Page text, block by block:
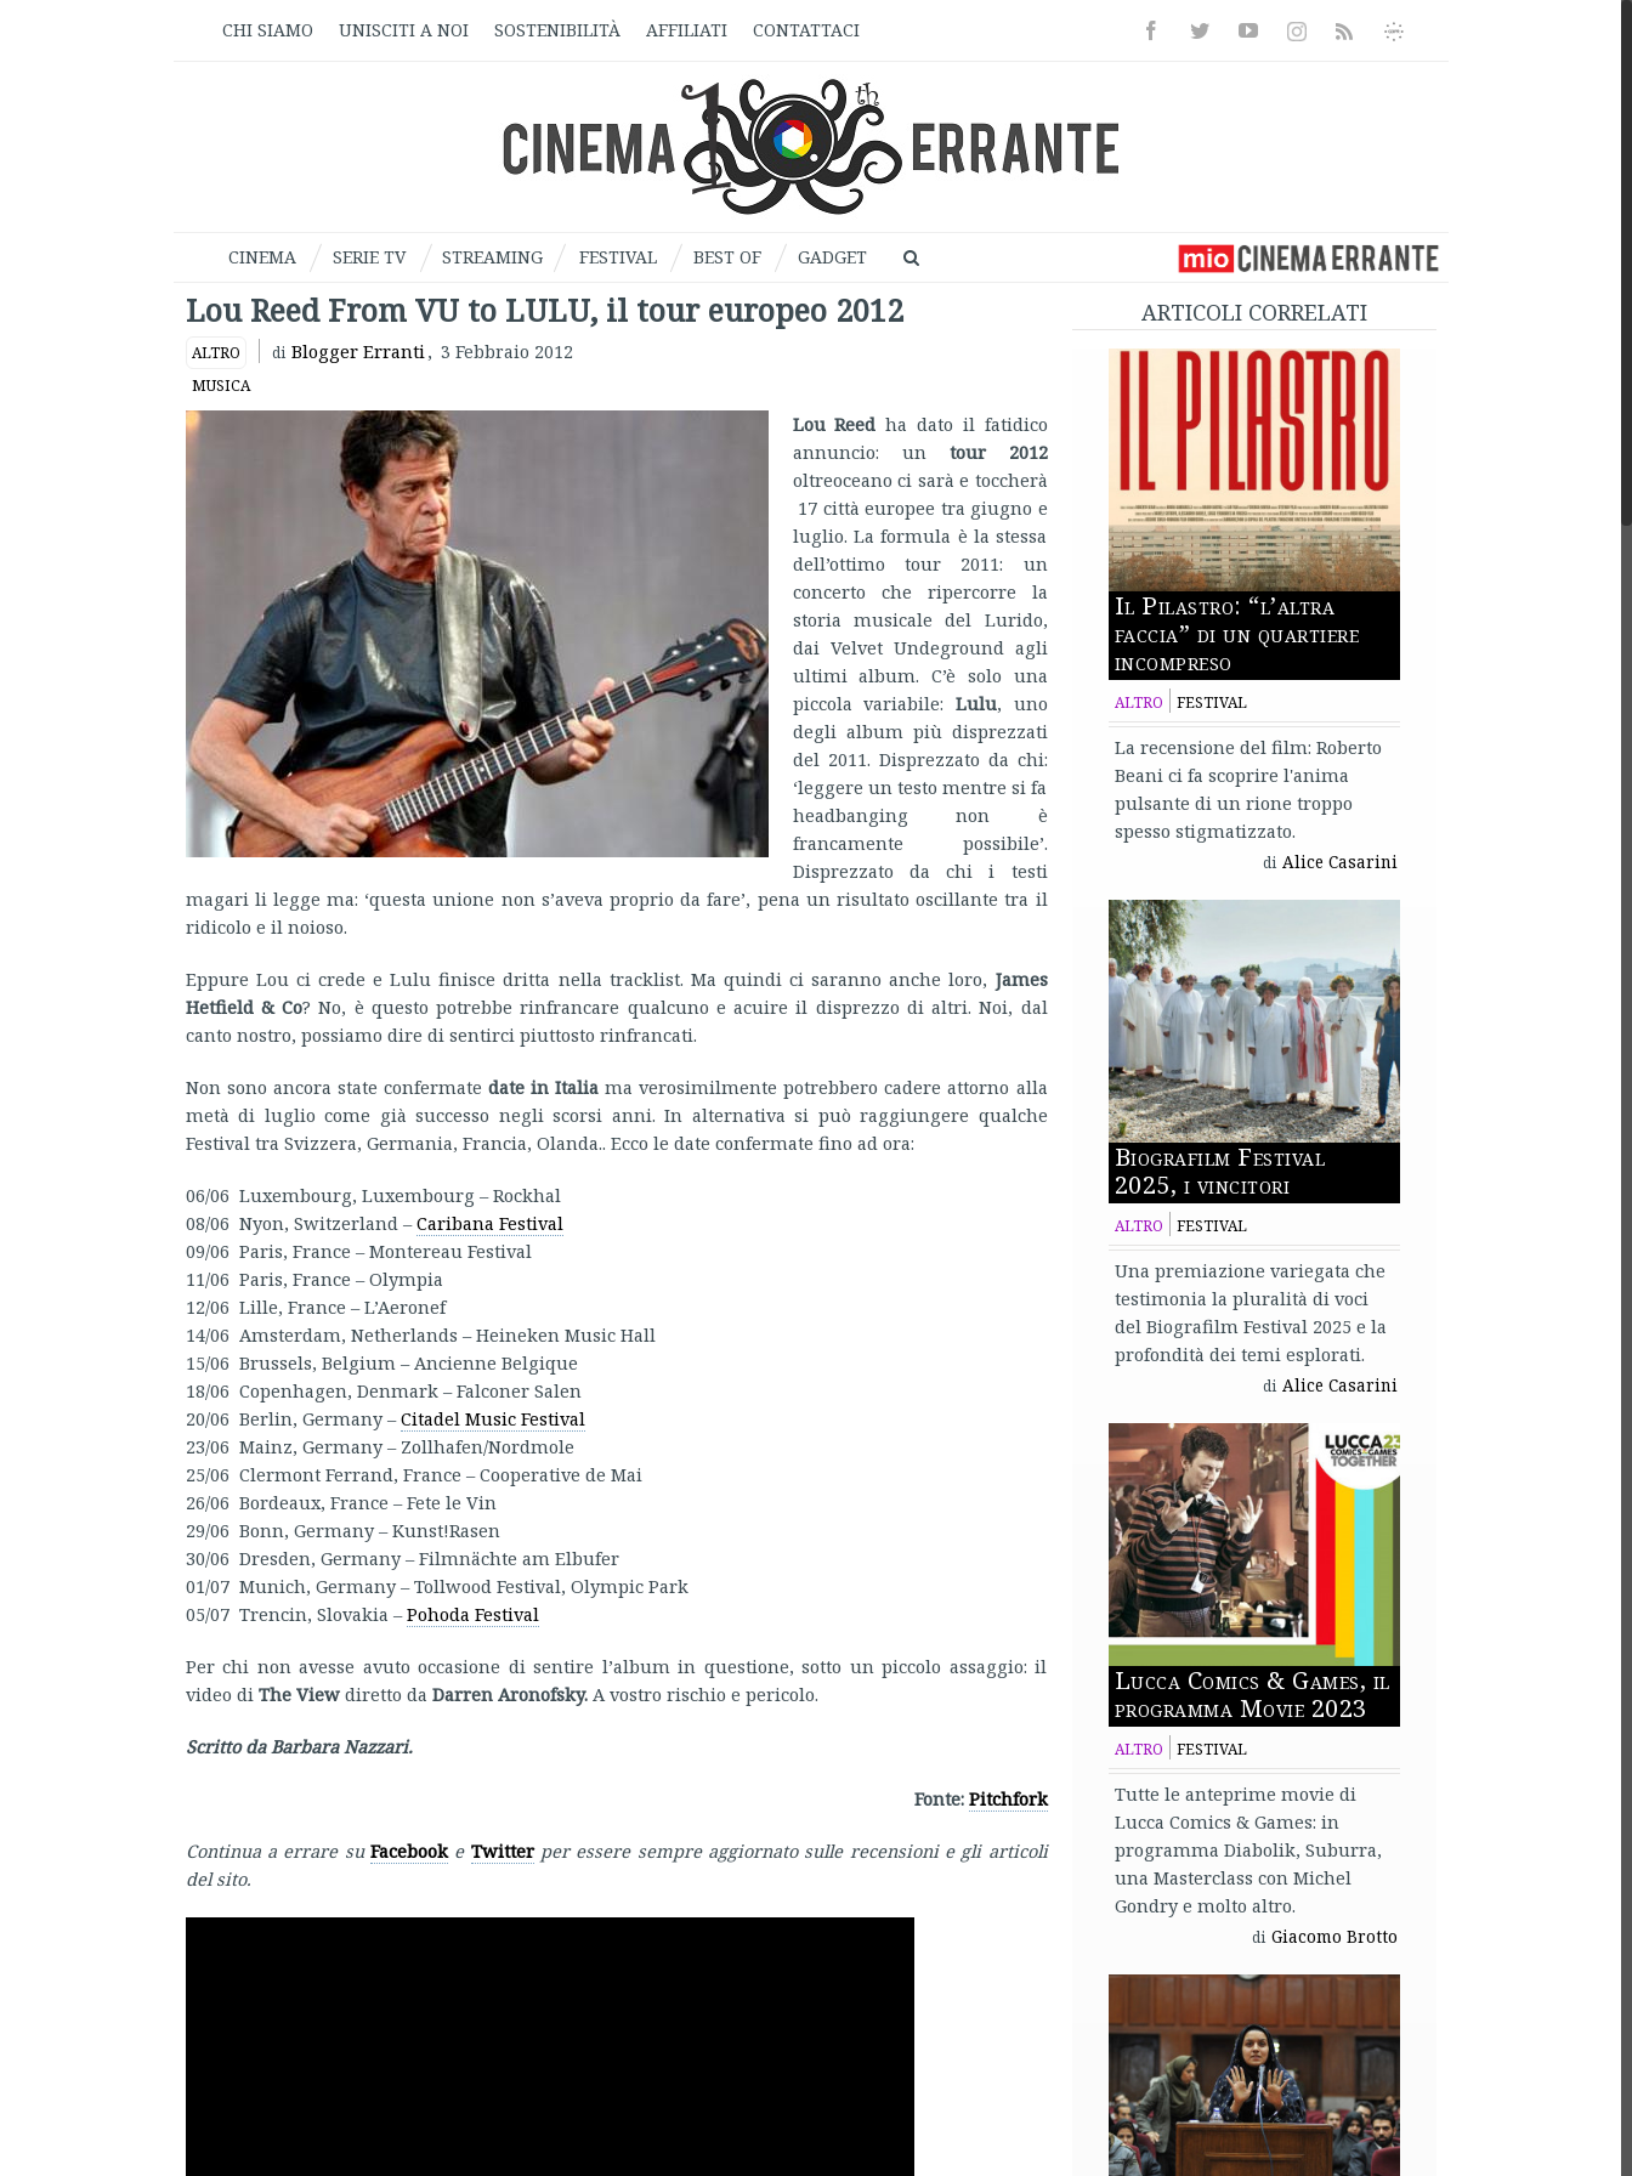
CHI SIAMO UNISCITI A NOI SOSTENIBILITÀ AFFILIATI CONTATTACI FacebookTwitterYoutubeInstagramRss
Informativa
CINEMA SERIE TV STREAMING FESTIVAL BEST OF GADGET
Lou Reed From VU to LULU, il tour europeo 2012
ALTRO di Blogger Erranti, 3 Febbraio 2012
MUSICA
Lou Reed ha dato il fatidico
annuncio: un tour 2012
oltreoceano ci sarà e toccherà
17 città europee tra giugno e
luglio. La formula è la stessa
dell’ottimo tour 2011: un
concerto che ripercorre la
storia musicale del Lurido,
dai Velvet Undeground agli
ultimi album. C’è solo una
piccola variabile: Lulu, uno
degli album più disprezzati
del 2011. Disprezzato da chi:
‘leggere un testo mentre si fa
headbanging non è
francamente possibile’.
Disprezzato da chi i testi
magari li legge ma: ‘questa unione non s’aveva proprio da fare’, pena un risultato oscillante tra il
ridicolo e il noioso.
Eppure Lou ci crede e Lulu finisce dritta nella tracklist. Ma quindi ci saranno anche loro, James
Hetfield & Co? No, è questo potrebbe rinfrancare qualcuno e acuire il disprezzo di altri. Noi, dal
canto nostro, possiamo dire di sentirci piuttosto rinfrancati.
Non sono ancora state confermate date in Italiama verosimilmente potrebbero cadere attorno alla
metà di luglio come già successo negli scorsi anni. In alternativa si può raggiungere qualche
Festival tra Svizzera, Germania, Francia, Olanda.. Ecco le date confermate fino ad ora:
06/06 Luxembourg, Luxembourg – Rockhal
08/06 Nyon, Switzerland –Caribana Festival
09/06 Paris, France – Montereau Festival
11/06 Paris, France – Olympia
12/06 Lille, France – L’Aeronef
14/06 Amsterdam, Netherlands – Heineken Music Hall
15/06 Brussels, Belgium – Ancienne Belgique
18/06 Copenhagen, Denmark – Falconer Salen
20/06 Berlin, Germany –Citadel Music Festival
23/06 Mainz, Germany – Zollhafen/Nordmole
25/06 Clermont Ferrand, France – Cooperative de Mai
26/06 Bordeaux, France – Fete le Vin
29/06 Bonn, Germany – Kunst!Rasen
30/06 Dresden, Germany – Filmnächte am Elbufer
01/07 Munich, Germany – Tollwood Festival, Olympic Park
05/07 Trencin, Slovakia –Pohoda Festival
Per chi non avesse avuto occasione di sentire l’album in questione, sotto un piccolo assaggio: il
video di The Viewdiretto da Darren Aronofsky. A vostro rischio e pericolo.
Scritto da Barbara Nazzari.
Fonte: Pitchfork
Continua a errare su Facebook e Twitter per essere sempre aggiornato sulle recensioni e gli articoli
del sito.
ARTICOLI CORRELATI
Il Pilastro: “l’altra
faccia” di un quartiere
incompreso
ALTRO FESTIVAL
La recensione del film: Roberto
Beani ci fa scoprire l'anima
pulsante di un rione troppo
spesso stigmatizzato.
di Alice Casarini
Biografilm Festival
2025, i vincitori
ALTRO FESTIVAL
Una premiazione variegata che
testimonia la pluralità di voci
del Biografilm Festival 2025 e la
profondità dei temi esplorati.
di Alice Casarini
Lucca Comics & Games, il
programma Movie 2023
ALTRO FESTIVAL
Tutte le anteprime movie di
Lucca Comics & Games: in
programma Diabolik, Suburra,
una Masterclass con Michel
Gondry e molto altro.
di Giacomo Brotto